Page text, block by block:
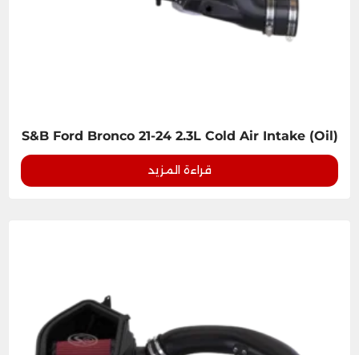
S&B Ford Bronco 21-24 2.3L Cold Air Intake (Oil)
قراءة المزيد